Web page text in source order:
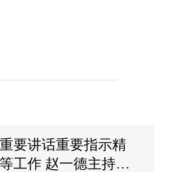
要讲话重要指示精
工作 赵一德主持会